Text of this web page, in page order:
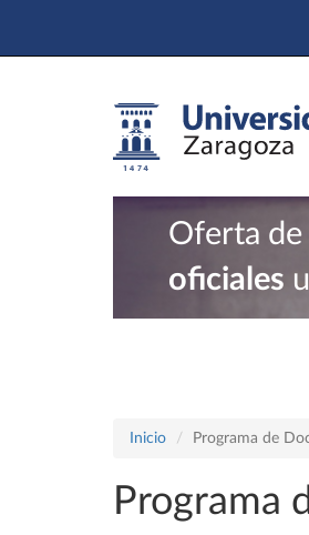
Oferta de
oficiales
Inicio Programa de
Programa